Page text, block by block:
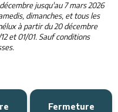
jusqu'au 7 mars 2026
dimanches, et tous les
à partir du 20 décembre
et 01/01. Sauf conditions
Fermeture